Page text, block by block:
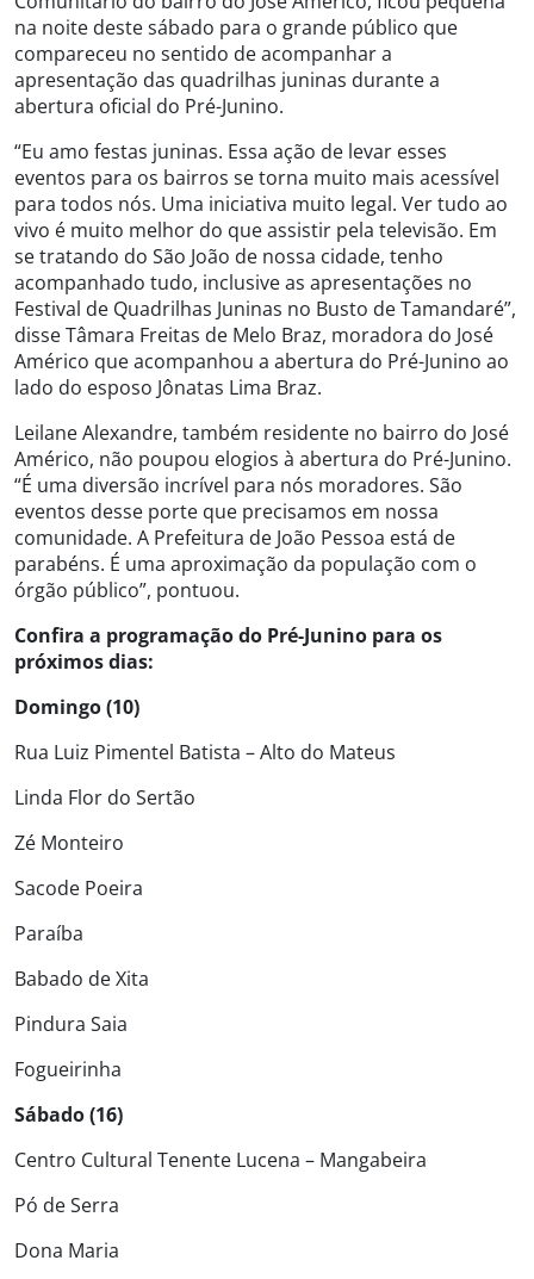
na noite deste sábado para o grande público que
compareceu no sentido de acompanhar a
apresentação das quadrilhas juninas durante a
abertura oficial do Pré-Junino.
“Eu amo festas juninas. Essa ação de levar esses
eventos para os bairros se torna muito mais acessível
para todos nós. Uma iniciativa muito legal. Ver tudo ao
vivo é muito melhor do que assistir pela televisão. Em
se tratando do São João de nossa cidade, tenho
acompanhado tudo, inclusive as apresentações no
Festival de Quadrilhas Juninas no Busto de Tamandaré”,
disse Tâmara Freitas de Melo Braz, moradora do José
Américo que acompanhou a abertura do Pré-Junino ao
lado do esposo Jônatas Lima Braz.
Leilane Alexandre, também residente no bairro do José
Américo, não poupou elogios à abertura do Pré-Junino.
“É uma diversão incrível para nós moradores. São
eventos desse porte que precisamos em nossa
comunidade. A Prefeitura de João Pessoa está de
parabéns. É uma aproximação da população com o
órgão público”, pontuou.
Confira a programação do Pré-Junino para os
próximos dias:
Domingo (10)
Rua Luiz Pimentel Batista – Alto do Mateus
Linda Flor do Sertão
Zé Monteiro
Sacode Poeira
Paraíba
Babado de Xita
Pindura Saia
Fogueirinha
Sábado (16)
Centro Cultural Tenente Lucena – Mangabeira
Pó de Serra
Dona Maria